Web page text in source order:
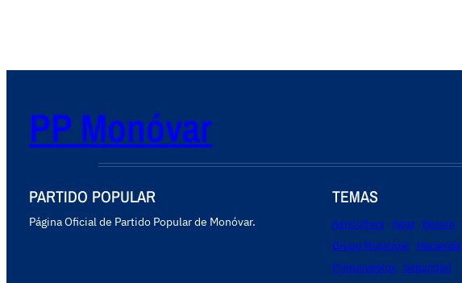
PP Monóvar
PARTIDO POPULAR
Página Oficial de Partido Popular de Monóvar.
TEMAS
Agricultura Agua Basura
Grupo Municipal
Hacienda
Presupuestos Seguridad